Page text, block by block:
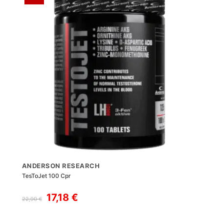
ANDERSON RESEARCH
TesToJet 100 Cpr
22,90€
Il
prezzo
17,18 €Il